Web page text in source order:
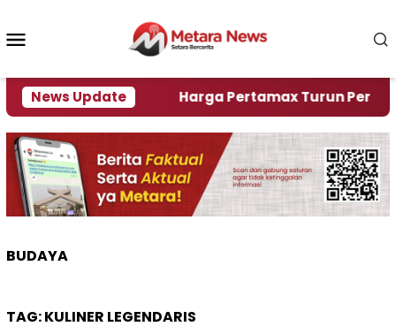
konten
News Update
Krisi Air Harga Pertamax Turun Per Hari Ini,
BUDAYA
TAG:KULINER LEGENDARIS